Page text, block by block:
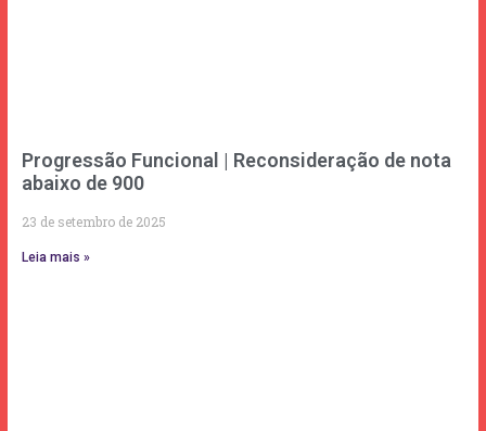
Progressão Funcional | Reconsideração de nota
abaixo de 900
23 de setembro de 2025
Leia mais »